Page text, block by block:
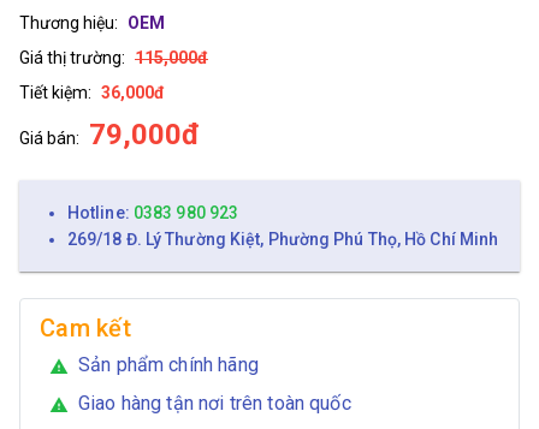
Thương hiệu:
OEM
Giá thị trường: 115,000đ
Tiết kiệm: 36,000đ
Giá bán: 79,000đ
Hotline: 0383 980 923
269/18 Đ. Lý Thường Kiệt, Phường Phú Thọ, Hồ Chí Minh
Cam kết
warning Sản phẩm chính hãng
warning Giao hàng tận nơi trên toàn quốc